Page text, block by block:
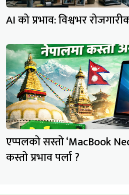
AI को प्रभाव: विश्वभर
एप्पलको सस्तो ‘MacBook
कस्तो प्रभाव पर्ला ?